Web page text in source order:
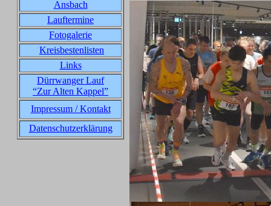
Ansbach
Lauftermine
Fotogalerie
Kreisbestenlisten
Links
Dürrwanger Lauf
“Zur Alten Kappel”
Impressum / Kontakt
Datenschutzerklärung